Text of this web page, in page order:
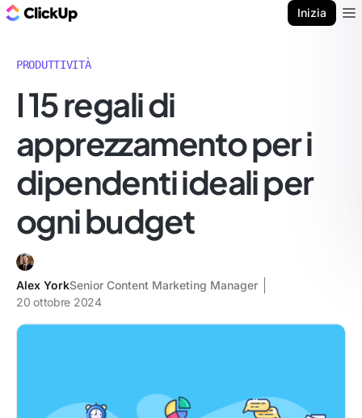
Inizia
PRODUTTIVITÀ
I 15 regali di
apprezzamento per i
dipendenti ideali per
ogni budget
Alex YorkSenior Content Marketing Manager
20 ottobre 2024